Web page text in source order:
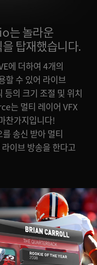
는 놀라운
탑재했습니다.
에 더하여 4개의
할 수 있어 라이브
등의 크기 조절 및 위치
는 멀티 레이어 VFX
찬가지입니다!
송신 받아 멀티
이브 방송을 한다고